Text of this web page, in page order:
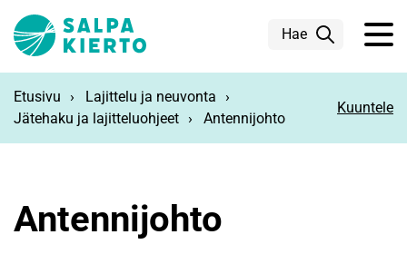
Hae
Etusivu
Lajittelu ja neuvonta
Jätehaku ja lajitteluohjeet
Antennijohto
Kuuntele
Antennijohto